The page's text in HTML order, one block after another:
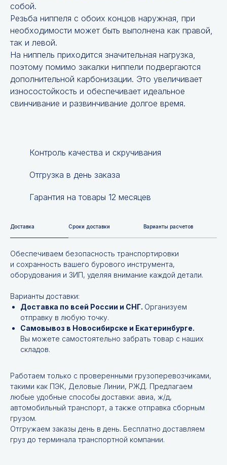
собой.
Резьба ниппеля с обоих концов наружная, при
необходимости может быть выполнена как правой,
так и левой.
На ниппель приходится значительная нагрузка,
поэтому помимо закалки ниппели подвергаются
дополнительной карбонизации. Это увеличивает
износостойкость и обеспечивает идеальное
свинчивание и развинчивание долгое время.
Контроль качества и скручивания
Отгрузка в день заказа
Гарантия на товары 12 месяцев
Доставка Сроки доставки Варианты расчетов
Обеспечиваем безопасность транспортировки
и сохранность вашего бурового инструмента,
оборудования и ЗИП, уделяя внимание каждой детали.
Варианты доставки:
Доставка по всей России и СНГ. Организуем
отправку в любую точку.
Самовывоз в Новосибирске и Екатеринбурге.
Вы можете самостоятельно забрать товар с наших
складов.
Работаем только с проверенными грузоперевозчиками,
такими как ПЭК, Деловые Линии, РЖД. Предлагаем
любые удобные способы доставки: авиа, ж/д,
автомобильный транспорт, а также отправка сборным
грузом.
Отгружаем заказы день в день. Бесплатно доставляем
груз до терминала транспортной компании.
Не нашли нужной
позиции?